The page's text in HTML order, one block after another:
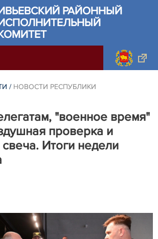
РАЙОННЫЙ
/ НОВОСТИ РЕСПУБЛИКИ
"военное время"
проверка и
Итоги недели